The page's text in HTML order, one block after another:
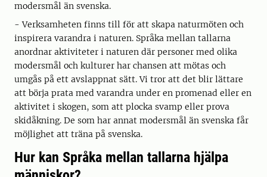
modersmål än svenska.
- Verksamheten finns till för att skapa naturmöten och
inspirera varandra i naturen. Språka mellan tallarna
anordnar aktiviteter i naturen där personer med olika
modersmål och kulturer har chansen att mötas och
umgås på ett avslappnat sätt. Vi tror att det blir lättare
att börja prata med varandra under en promenad eller en
aktivitet i skogen, som att plocka svamp eller prova
skidåkning. De som har annat modersmål än svenska får
möjlighet att träna på svenska.
Hur kan Språka mellan tallarna hjälpa